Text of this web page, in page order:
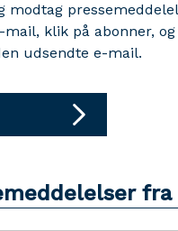
modtag
klik på abonner,
udsendte e-mail.
fra